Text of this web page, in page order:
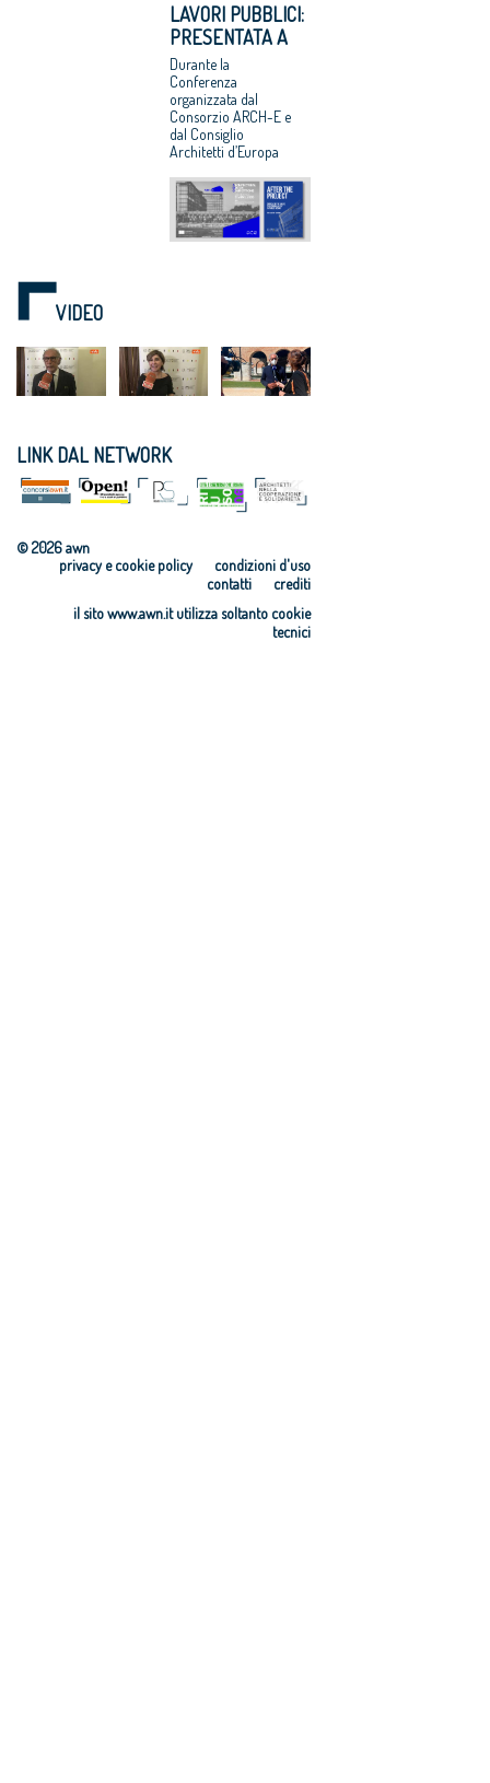
LAVORI PUBBLICI:
PRESENTATA A
BRUXELLES LA
RICERCA CNAPPC
“DOPO IL
PROGETTO”
Durante la
Conferenza
organizzata dal
Consorzio ARCH-E e
dal Consiglio
Architetti d’Europa
VIDEO
LINK DAL NETWORK
© 2026 awn
condizioni d'uso
privacy e cookie policy
crediti
contatti
il sito www.awn.it utilizza soltanto cookie
tecnici